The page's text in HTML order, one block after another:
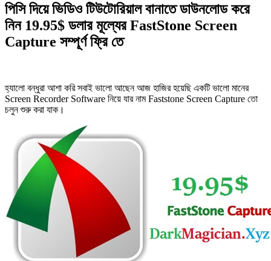
পিসি দিয়ে ভিডিও টিউটোরিয়াল বানাতে ডাউনলোড করে
নিন 19.95$ ডলার মূল্যের FastStone Screen
Capture সম্পূর্ণ ফ্রি তে
হ্যালো বন্ধুরা আশা করি সবাই ভালো আছেন আজ হাজির হয়েছি একটি ভালো মানের
Screen Recorder Software নিয়ে যার নাম Faststone Screen Capture তো
চলুন শুরু করা যাক।